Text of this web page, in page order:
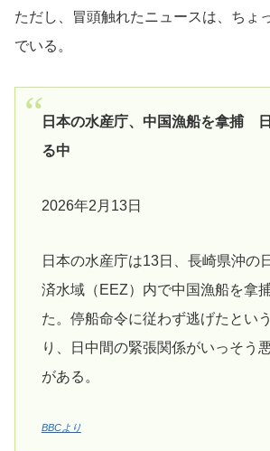
ただし、冒頭触れたニュースは、ちょ
でいる。
日本の水産庁、中国漁船を拿捕
る中
2026年2月13日
日本の水産庁は13日、長崎県沖の
済水域（EEZ）内で中国漁船を拿
た。停船命令に従わず逃げたとい
り、日中間の緊張関係がいっそう
がある。
BBCより